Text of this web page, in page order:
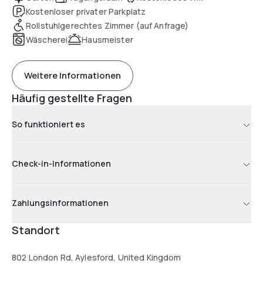
Kostenloser privater Parkplatz
Rollstuhlgerechtes Zimmer (auf Anfrage)
Wäscherei
Hausmeister
Weitere Informationen
Häufig gestellte Fragen
So funktioniert es
Check-in-Informationen
Zahlungsinformationen
Standort
802 London Rd, Aylesford, United Kingdom